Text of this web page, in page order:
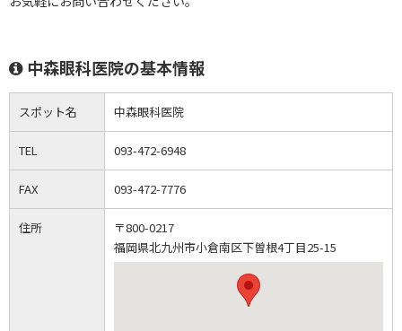
中森眼科医院の基本情報
スポット名 中森眼科医院
TEL 093-472-6948
FAX 093-472-7776
住所
〒800-0217
福岡県北九州市小倉南区下曽根4丁目25-15